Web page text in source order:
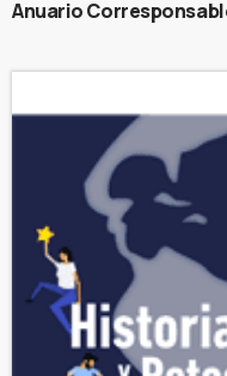
Anuario